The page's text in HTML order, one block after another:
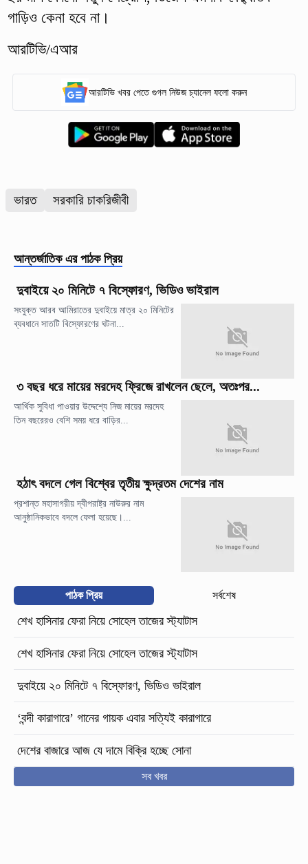
গাড়িও কেনা হবে না।
আরটিভি/এআর
আরটিভি খবর পেতে গুগল নিউজ চ্যানেল ফলো করুন
ভারত সরকারি চাকরিজীবী
আন্তর্জাতিক এর পাঠক প্রিয়
দুবাইয়ে ২০ মিনিটে ৭ বিস্ফোরণ, ভিডিও ভাইরাল
সংযুক্ত আরব আমিরাতের দুবাইয়ে মাত্র ২০ মিনিটের
ব্যবধানে সাতটি বিস্ফোরণের ঘটনা...
৩ বছর ধরে মায়ের মরদেহ ফ্রিজে রাখলেন ছেলে, অতঃপর...
আর্থিক সুবিধা পাওয়ার উদ্দেশ্যে নিজ মায়ের মরদেহ
তিন বছরেরও বেশি সময় ধরে বাড়ির...
হঠাৎ বদলে গেল বিশ্বের তৃতীয় ক্ষুদ্রতম দেশের নাম
প্রশান্ত মহাসাগরীয় দ্বীপরাষ্ট্র নাউরুর নাম
আনুষ্ঠানিকভাবে বদলে ফেলা হয়েছে।...
পাঠক প্রিয় সর্বশেষ
শেখ হাসিনার ফেরা নিয়ে সোহেল তাজের স্ট্যাটাস
শেখ হাসিনার ফেরা নিয়ে সোহেল তাজের স্ট্যাটাস
দুবাইয়ে ২০ মিনিটে ৭ বিস্ফোরণ, ভিডিও ভাইরাল
‘বন্দী কারাগারে’ গানের গায়ক এবার সত্যিই কারাগারে
দেশের বাজারে আজ যে দামে বিক্রি হচ্ছে সোনা
সব খবর